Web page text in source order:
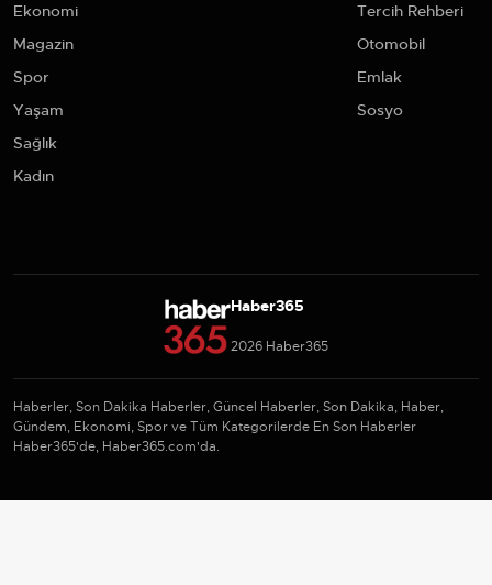
Ekonomi
Magazin
Spor
Yaşam
Sağlık
Kadın
Tercih Rehberi
Otomobil
Emlak
Sosyo
Haber365
2026 Haber365
Haberler, Son Dakika Haberler, Güncel Haberler, Son Dakika, Haber,
Gündem, Ekonomi, Spor ve Tüm Kategorilerde En Son Haberler
Haber365'de, Haber365.com'da.